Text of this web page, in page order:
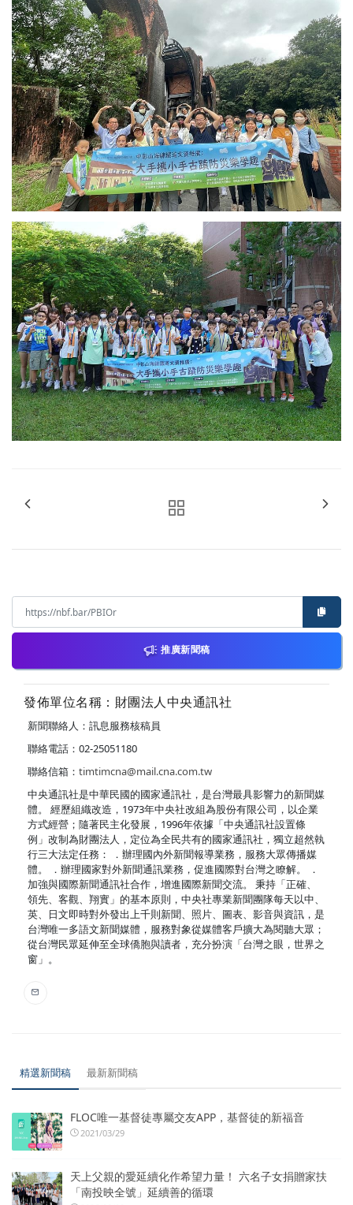
推廣新聞稿
發佈單位名稱：財團法人中央通訊社
新聞聯絡人：訊息服務核稿員
聯絡電話：02-25051180
聯絡信箱： timtimcna@mail.cna.com.tw
中央通訊社是中華民國的國家通訊社，是台灣最具影響力的新聞媒
體。 經歷組織改造，1973年中央社改組為股份有限公司，以企業
方式經營；隨著民主化發展，1996年依據「中央通訊社設置條
例」改制為財團法人，定位為全民共有的國家通訊社，獨立超然執
行三大法定任務： ．辦理國內外新聞報導業務，服務大眾傳播媒
體。 ．辦理國家對外新聞通訊業務，促進國際對台灣之瞭解。 ．
加強與國際新聞通訊社合作，增進國際新聞交流。 秉持「正確、
領先、客觀、翔實」的基本原則，中央社專業新聞團隊每天以中、
英、日文即時對外發出上千則新聞、照片、圖表、影音與資訊，是
台灣唯一多語文新聞媒體，服務對象從媒體客戶擴大為閱聽大眾；
從台灣民眾延伸至全球僑胞與讀者，充分扮演「台灣之眼，世界之
窗」。
精選新聞稿 最新新聞稿
FLOC唯一基督徒專屬交友APP，基督徒的新福音
2021/03/29
天上父親的愛延續化作希望力量！ 六名子女捐贈家扶
「南投映全號」延續善的循環